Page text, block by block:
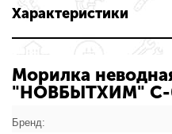
Характеристики
Морилка
"НОВБЫТХИМ" С-
Бренд: